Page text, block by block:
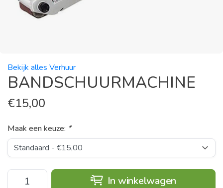
Bekijk alles Verhuur
BANDSCHUURMACHINE
€15,00
Maak een keuze: *
In winkelwagen